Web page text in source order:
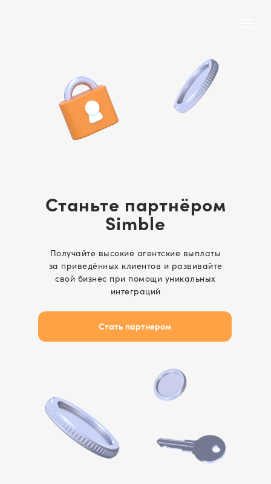
Станьте партнёром
Simble
Получайте высокие агентские выплаты
за приведённых клиентов и развивайте
свой бизнес при помощи уникальных
интеграций
Стать партнером